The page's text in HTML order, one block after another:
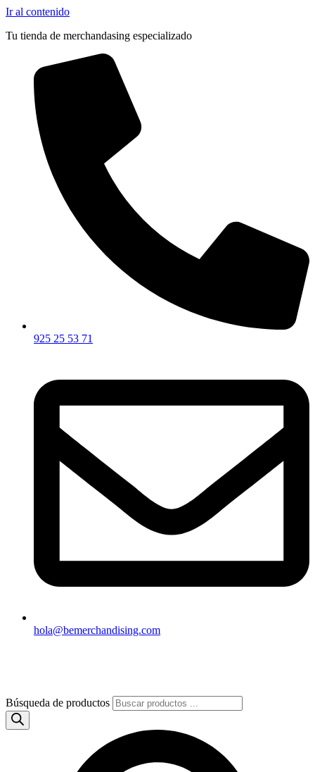
Ir al contenido
Tu tienda de merchandasing especializado
925 25 53 71
hola@bemerchandising.com
Búsqueda de productos